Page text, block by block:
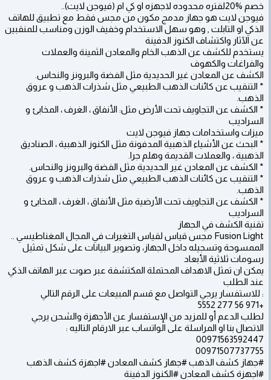
خصم %20لفتره محدوده لاجهزه او كي ام (فيوجن لايت)..
فيوجن لايت هو جهاز مدمج مكون من مجس فقط مع تطبيق للهاتف
الذكي او التابلت , وهو سهل الاستخدام وخفيف الوزن ومناسب للمنقبين
عن الآثار واكتشاف الكنوز الدفينة
يستخدم للكشف عن الذهب الخام والمعادن الثمينة والعملات
والفراغات والكهوف
الكشف عن المعادن غير الحديدية مثل الفضة والبرونز والنحاس.
* التنقيب عن كائنات الذهب الطبيعي مثل شذرات الذهب و عروق
الذهب.
* الكشف عن التجاويف تحت الأرض مثل: الأنفاق ، الغرف ، المخابئ و
السراديب
ميزات واستخدامات جهاز فيوجن لايت
* البحث عن الأشياء الذهبية المدفونة مثل الكنوز الذهبية ، الصناديق
الذهبية ، والعملات القديمة وهلم جرا.
* الكشف عن المعادن غير الحديدية مثل الفضة والبرونز والنحاس.
* التنقيب عن كائنات الذهب الطبيعي مثل شذرات الذهب و عروق
الذهب.
* الكشف عن التجاويف تحت الأرضية مثل الأنفاق ، الغرف ، المخابئ و
السراديب
تقنية الكشف في الجهاز
Fusion Light مجس قياس لقياس التغيرات في المجال المغناطيسي ..
الممسوحة وتسجيله داخل الجهاز، وتصوير البيانات على شكل تمثيل
رسومات ثلاثية الأبعاد
يمكن ان تمثل الاهداف المحتملة المكتشفة عبر صوت عبر الهاتف الذكي
عند الطلب
: للاستفسار يرجي التواصل مع قسم المبيعات على الرقم التالي
+971 56 277 5552
لطلب الدعم أو للمزيد من الإستفسار عن الأجهزة والشحن يرجي
الاتصال بنا او المراسلة على الواتساب عبر الارقام التاليه :
00971563592447
00971507737755
#جهاز كشف الذهب #جهاز كشف المعادن #اجهزة كشف الذهب
#اجهزة كشف المعادن #الكنوز الدفينة